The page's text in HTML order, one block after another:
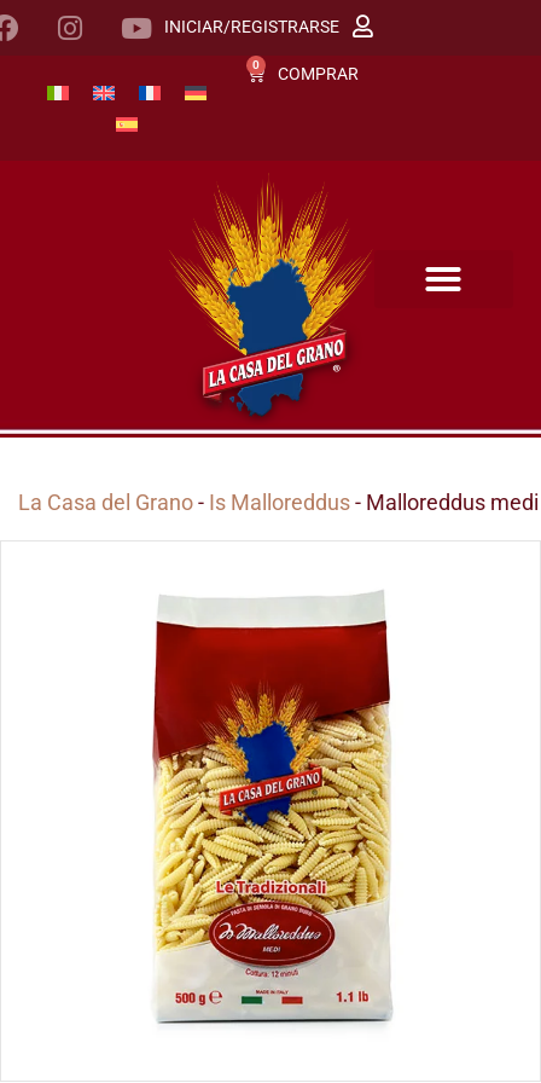
INICIAR/REGISTRARSE
0 COMPRAR
La Casa del Grano- Is Malloreddus- Malloreddus medi